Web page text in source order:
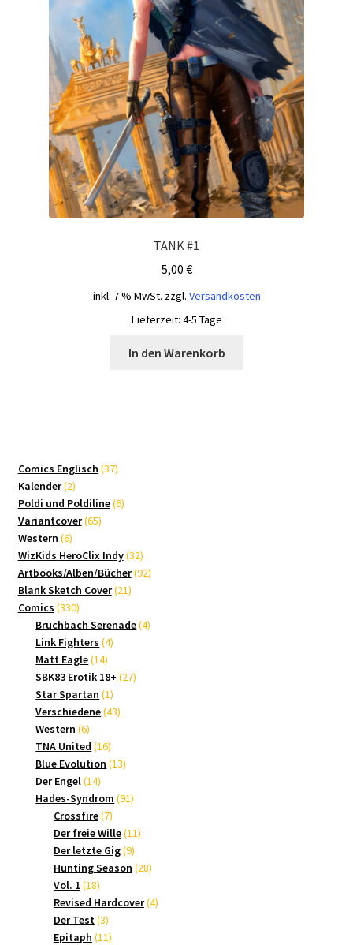
TANK #1
5,00 €
inkl. 7 % MwSt. zzgl. Versandkosten
Lieferzeit: 4-5 Tage
In den Warenkorb
Comics Englisch 3737
Kalender 22
Produkte
Poldi und Poldiline 66
Variantcover 6565
Western 66
Produkte
WizKids HeroClix Indy 3232
Produkte
Artbooks/Alben/Bücher 9292
Blank Sketch Cover 2121
Comics 330330
Produkte
Bruchbach Serenade 44
Link Fighters 44
Matt Eagle 1414
Produkte
SBK83 Erotik 18+ 2727
Star Spartan 11
Produkt
Verschiedene 4343
Western 66
Produkte
TNA United 1616
Produkte
Blue Evolution 1313
Der Engel 1414
Produkte
Hades-Syndrom 9191
Crossfire 77
Produkte
Der freie Wille 1111
Der letzte Gig 99
Produkte
Hunting Season 2828
Vol. 1 1818
Produkte
Revised Hardcover 44
Der Test 33
Produkte
Epitaph 1111